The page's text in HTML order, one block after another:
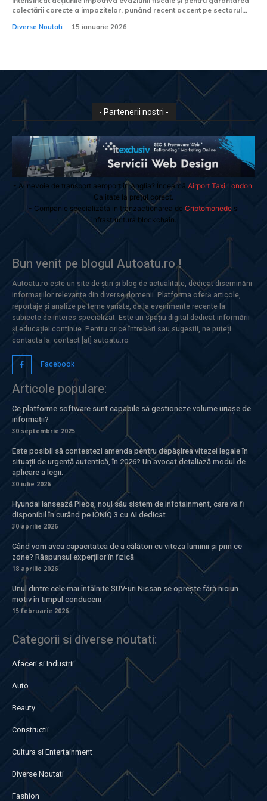
colectării corecte a impozitelor, punând recent accent pe sectorul...
Diverse Noutati 15 ianuarie 2026
- Partenerii nostri -
- Ai nevoie de transport aeroport in Anglia? Încearcă Airport Taxi London
Calitate la prețul corect.
- Companie specializata in tranzactionarea de Criptomonedesi
infrastructura blockchain.
Bun venit pe blogul Autoatu.ro !
Autoatu.ro este un site de știri și blog de actualitate, dedicat diseminării
informațiilor relevante din diverse domenii. Platforma oferă articole,
reportaje și analize pe teme variate, de la evenimente recente la
subiecte de interes specializat. Este un spațiu digital dedicat informării
și educației continue. Pentru orice întrebări sau sugestii, ne puteți
contacta la: contact [at] autoatu.ro
Facebook
Articole populare:
Ce platforme software sunt capabile să gestioneze volume uriașe de
informații?
30 septembrie 2025
Este posibil să contestezi amenda pentru depășirea vitezei legale în
situații de urgență autentică, în 2026? Un avocat detaliază modul de
aplicare a legii.
30 iulie 2026
Hyundai lansează Pleos, noul său sistem de infotainment, care va fi
disponibil în curând pe IONIQ 3 cu AI dedicat.
30 aprilie 2026
Când vom avea capacitatea de a călători cu viteza luminii și prin ce
zone? Răspunsul experților în fizică
18 aprilie 2026
Unul dintre cele mai întâlnite SUV-uri Nissan se oprește fără niciun
motiv în timpul conducerii
15 februarie 2026
Categorii si diverse noutati:
Afaceri si Industrii
Auto
Beauty
Constructii
Cultura si Entertainment
Diverse Noutati
Fashion